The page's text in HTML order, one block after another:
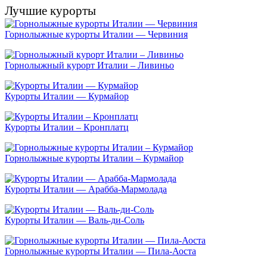
Лучшие курорты
Горнолыжные курорты Италии — Червиния
Горнолыжный курорт Италии – Ливиньо
Курорты Италии — Курмайор
Курорты Италии – Кронплатц
Горнолыжные курорты Италии – Курмайор
Курорты Италии — Арабба-Мармолада
Курорты Италии — Валь-ди-Соль
Горнолыжные курорты Италии — Пила-Аоста